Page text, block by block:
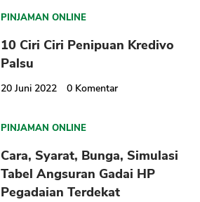
PINJAMAN ONLINE
10 Ciri Ciri Penipuan Kredivo
Palsu
20 Juni 2022 0 Komentar
PINJAMAN ONLINE
Cara, Syarat, Bunga, Simulasi
Tabel Angsuran Gadai HP
Pegadaian Terdekat